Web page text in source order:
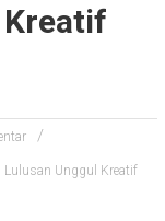
Kreatif
Lulusan Unggul Kreatif